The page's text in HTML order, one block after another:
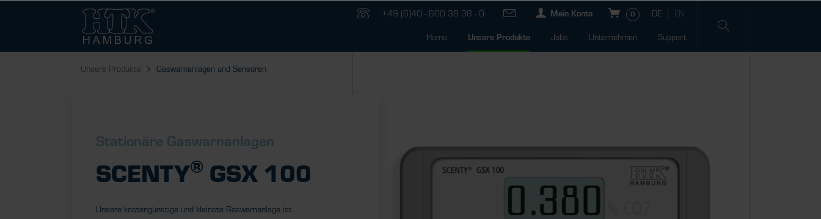
+49 (0)40 - 600 38 38 - 0 Mein Konto 0
Home Unsere Produkte Jobs Unternehmen Support
Unsere Produkte Gaswarnanlagen und Sensoren
Stationäre Gaswarnanlagen
SCENTY® GSX 100
Unsere kostengünstige und kleinste Gaswarnanlage ist